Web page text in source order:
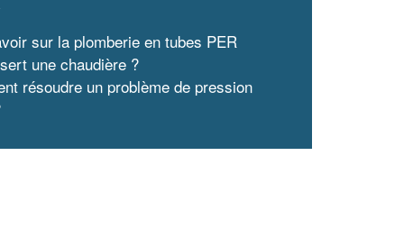
sur la plomberie en tubes PER
une chaudière ?
résoudre un problème de pression